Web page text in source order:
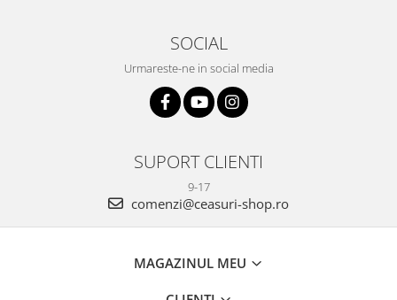
SOCIAL
Urmareste-ne in social media
SUPORT CLIENTI
9-17
comenzi@ceasuri-shop.ro
MAGAZINUL MEU